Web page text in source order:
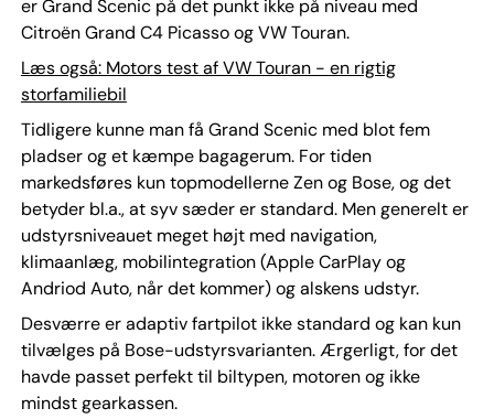
er Grand Scenic på det punkt ikke på niveau med
Citroën Grand C4 Picasso og VW Touran.
Læs også: Motors test af VW Touran - en rigtig
storfamiliebil
Tidligere kunne man få Grand Scenic med blot fem
pladser og et kæmpe bagagerum. For tiden
markedsføres kun topmodellerne Zen og Bose, og det
betyder bl.a., at syv sæder er standard. Men generelt er
udstyrsniveauet meget højt med navigation,
klimaanlæg, mobilintegration (Apple CarPlay og
Andriod Auto, når det kommer) og alskens udstyr.
Desværre er adaptiv fartpilot ikke standard og kan kun
tilvælges på Bose-udstyrsvarianten. Ærgerligt, for det
havde passet perfekt til biltypen, motoren og ikke
mindst gearkassen.